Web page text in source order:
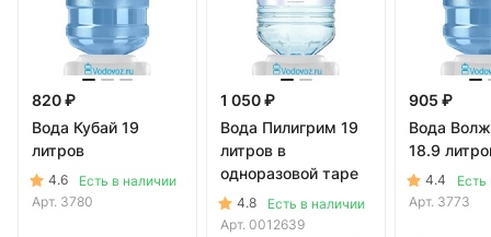
820 ₽
Вода Кубай 19
литров
4.6
Есть в наличии
Арт. 3780
1 050 ₽
Вода Пилигрим 19
литров в
одноразовой таре
4.8
Есть в наличии
Арт. 0012639
905 ₽
Вода
18.9
4.4
Есть
Арт. 3773